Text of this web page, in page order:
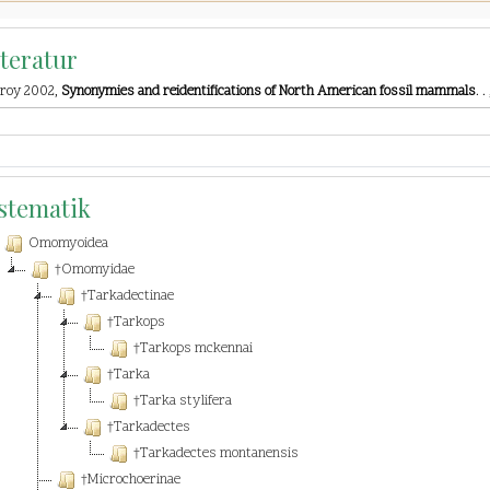
2002, Synonymies and reidentifications of North American fossil mammals. .
Omomyoidea
†Omomyidae
†Tarkadectinae
†Tarkops
†Tarkops mckennai
†Tarka
†Tarka stylifera
†Tarkadectes
†Tarkadectes montanensis
†Microchoerinae